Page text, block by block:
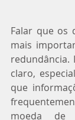
Falar que os
mais
redundância.
claro,
que
moeda de